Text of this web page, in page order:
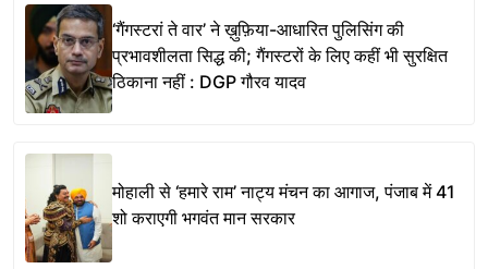
‘गैंगस्टरां ते वार’ ने ख़ुफ़िया-आधारित पुलिसिंग की
प्रभावशीलता सिद्ध की; गैंगस्टरों के लिए कहीं भी सुरक्षित
ठिकाना नहीं : DGP गौरव यादव
मोहाली से ‘हमारे राम’ नाट्य मंचन का आगाज, पंजाब में 41
शो कराएगी भगवंत मान सरकार